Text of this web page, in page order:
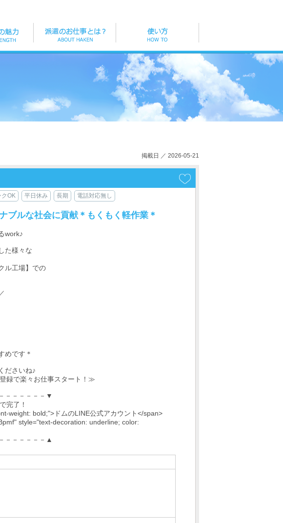
掲載日 ／ 2026-05-21
クOK 平日休み 長期 電話対応無し
ブルな社会に貢献＊もくもく軽作業＊
work♪
た様々な
ル工場】での
めです＊
ださいね♪
録で楽々お仕事スタート！≫
－－－－－－▼
完了！
weight: bold;">ドムのLINE公式アカウント</span>
style="text-decoration: underline; color:
－－－－－－▲